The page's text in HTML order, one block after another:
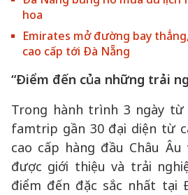
hoa
Emirates mở đường bay
cao cấp tới Đà Nẵng
“Điểm đến của những trải
Trong hành trình 3 ngày từ
famtrip gần 30 đại diện từ
cao cấp hàng đầu Châu
được giới thiệu và trải
điểm đến đặc sắc nhất tại